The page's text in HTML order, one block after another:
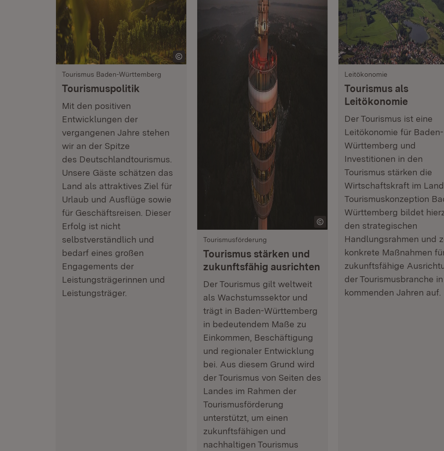
Tourismus Baden-Württemberg
Tourismuspolitik
Mit den positiven
Entwicklungen der
vergangenen Jahre stehen
wir an der Spitze
des Deutschlandtourismus.
Unsere Gäste schätzen das
Land als attraktives Ziel für
Urlaub und Ausflüge sowie
für Geschäftsreisen. Dieser
Erfolg ist nicht
selbstverständlich und
bedarf eines großen
Engagements der
Leistungsträgerinnen und
Leistungsträger.
Tourismusförderung
Tourismus stärken und
zukunftsfähig ausrichten
Der Tourismus gilt weltweit
als Wachstumssektor und
trägt in Baden-Württemberg
in bedeutendem Maße zu
Einkommen, Beschäftigung
und regionaler Entwicklung
bei. Aus diesem Grund wird
der Tourismus von Seiten des
Landes im Rahmen der
Tourismusförderung
unterstützt, um einen
zukunftsfähigen und
nachhaltigen Tourismus
Leitökonomie
Tourismus als
Leitökonomie
Der Tourismus ist eine
Leitökonomie für Baden-
Württemberg und
Investitionen in den
Tourismus stärken die
Wirtschaftskraft im
Tourismuskonzeption
Württemberg bildet
den strategischen
Handlungsrahmen und
konkrete Maßnahmen
zukunftsfähige
der Tourismusbranche
kommenden Jahren auf.